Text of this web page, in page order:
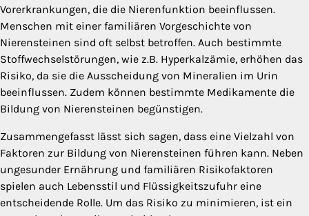
Vorerkrankungen, die die Nierenfunktion beeinflussen.
Menschen mit einer familiären Vorgeschichte von
Nierensteinen sind oft selbst betroffen. Auch bestimmte
Stoffwechselstörungen, wie z.B. Hyperkalzämie, erhöhen das
Risiko, da sie die Ausscheidung von Mineralien im Urin
beeinflussen. Zudem können bestimmte Medikamente die
Bildung von Nierensteinen begünstigen.
Zusammengefasst lässt sich sagen, dass eine Vielzahl von
Faktoren zur Bildung von Nierensteinen führen kann. Neben
ungesunder Ernährung und familiären Risikofaktoren
spielen auch Lebensstil und Flüssigkeitszufuhr eine
entscheidende Rolle. Um das Risiko zu minimieren, ist ein